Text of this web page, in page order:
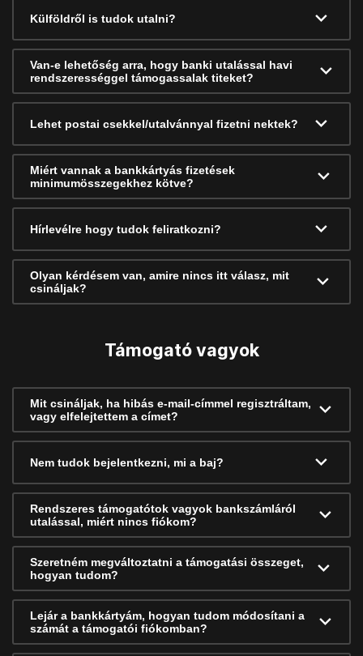
Külföldről is tudok utalni?
Van-e lehetőség arra, hogy banki utalással havi
rendszerességgel támogassalak titeket?
Lehet postai csekkel/utalvánnyal fizetni nektek?
Miért vannak a bankkártyás fizetések
minimumösszegekhez kötve?
Hírlevélre hogy tudok feliratkozni?
Olyan kérdésem van, amire nincs itt válasz, mit
csináljak?
Támogató vagyok
Mit csináljak, ha hibás e-mail-címmel regisztráltam,
vagy elfelejtettem a címet?
Nem tudok bejelentkezni, mi a baj?
Rendszeres támogatótok vagyok bankszámláról
utalással, miért nincs fiókom?
Szeretném megváltoztatni a támogatási összeget,
hogyan tudom?
Lejár a bankkártyám, hogyan tudom módosítani a
számát a támogatói fiókomban?